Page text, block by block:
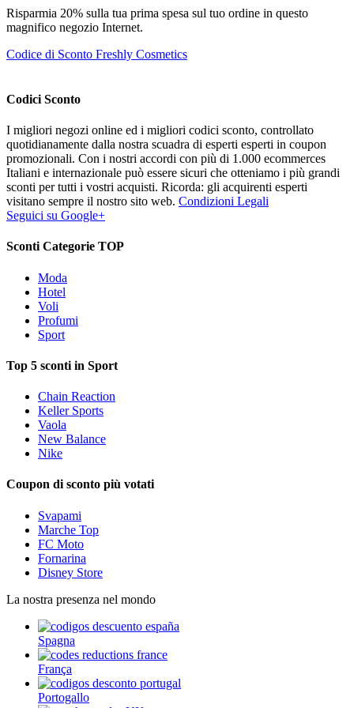
Risparmia 20% sulla tua prima spesa sul tuo ordine in questo
magnifico negozio Internet.
Codice di Sconto Freshly Cosmetics
Codici Sconto
I migliori negozi online ed i migliori codici sconto, controllato
quotidianamente dalla nostra scuadra di esperti esperti in coupon
promozionali. Con i nostri accordi con più di 1.000 ecommerces
Italiani e internazionale può essere sicuri che otteniamo i più grandi
sconti per tutti i vostri acquisti. Ricorda: gli acquirenti esperti
visitano sempre il nostro sito web. Condizioni Legali
Seguici su Google+
Sconti Categorie TOP
Moda
Hotel
Voli
Profumi
Sport
Top 5 sconti in Sport
Chain Reaction
Keller Sports
Vaola
New Balance
Nike
Coupon di sconto più votati
Svapami
Marche Top
FC Moto
Fornarina
Disney Store
La nostra presenza nel mondo
Spagna
França
Portogallo